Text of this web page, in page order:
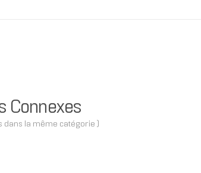
Connexes
dans la même catégorie )